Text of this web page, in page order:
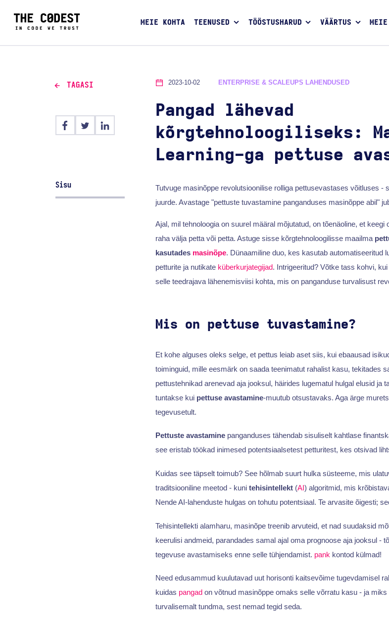
MEIE KOHTA TEENUSED TÖÖSTUSHARUD VÄÄRTUS MEIE
TAGASI
Sisu
2023-10-02 ENTERPRISE & SCALEUPS LAHENDUSED
Pangad lähevad
kõrgtehnoloogiliseks:
Learning-ga pettuse
Tutvuge masinõppe revolutsioonilise rolliga pettusevastases võitluses -
juurde. Avastage "pettuste tuvastamine panganduses masinõppe abil"
Ajal, mil tehnoloogia on suurel määral mõjutatud, on tõenäoline, et keegi
raha välja petta või petta. Astuge sisse kõrgtehnoloogilisse maailma
kasutades masinõpe. Dünaamiline duo, kes kasutab automatiseeritud
petturite ja nutikate küberkurjategijad. Intrigeeritud? Võtke tass kohvi,
selle teedrajava lähenemisviisi kohta, mis on panganduse turvalisust
Mis on pettuse tuvastamine?
Et kohe alguses oleks selge, et pettus leiab aset siis, kui ebaausad
toiminguid, mille eesmärk on saada teenimatut rahalist kasu, tekitades
pettustehnikad arenevad aja jooksul, häirides lugematul hulgal elusid ja
tuntakse kui pettuse avastamine-muutub otsustavaks. Aga ärge
tegevusetult.
Pettuste avastaminepanganduses tähendab sisuliselt kahtlase
see eristab töökad inimesed potentsiaalsetest petturitest, kes otsivad
Kuidas see täpselt toimub? See hõlmab suurt hulka süsteeme, mis
traditsiooniline meetod - kuni tehisintellekt(AI) algoritmid, mis
Nende AI-lahenduste hulgas on tohutu potentsiaal. Te arvasite õigesti;
Tehisintellekti alamharu, masinõpe treenib arvuteid, et nad suudaksid
keerulisi andmeid, parandades samal ajal oma prognoose aja jooksul -
tegevuse avastamiseks enne selle tühjendamist. pank kontod külmad!
Need edusammud kuulutavad uut horisonti kaitsevõime tugevdamisel
kuidas pangadon võtnud masinõppe omaks selle võrratu kasu - ja
turvalisemalt tundma, sest nemad tegid seda.